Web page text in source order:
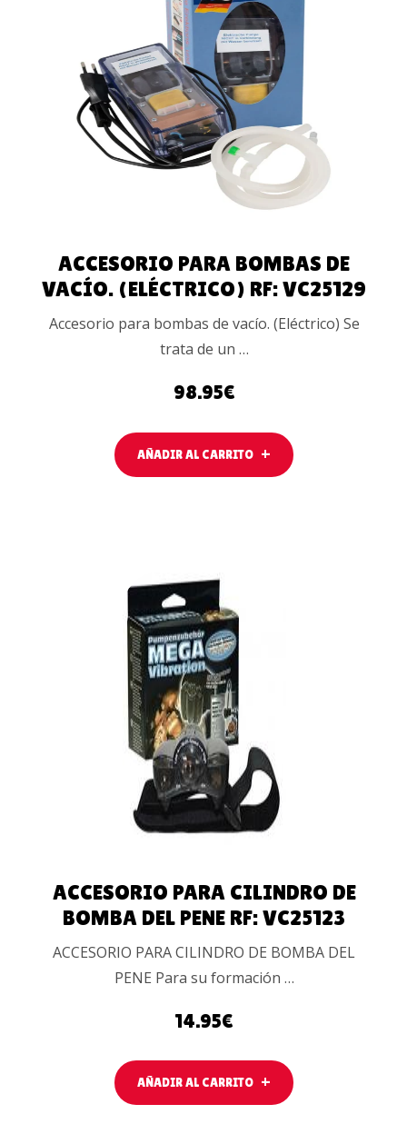
AÑADIR AL
CARRITO
ACCESORIO PARA BOMBAS DE
VACÍO. (ELÉCTRICO) RF: VC25129
Accesorio para bombas de vacío. (Eléctrico) Se
trata de un …
98.95€
AÑADIR AL CARRITO
AÑADIR
AL
CARRITO
ACCESORIO PARA CILINDRO DE
BOMBA DEL PENE RF: VC25123
ACCESORIO PARA CILINDRO DE BOMBA DEL
PENE Para su formación …
14.95€
AÑADIR AL CARRITO